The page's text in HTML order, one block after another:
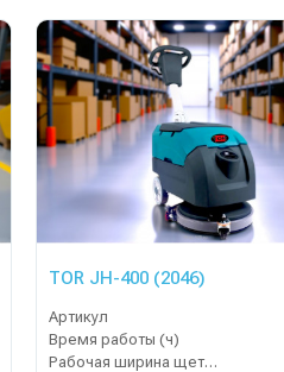
TOR JH-400 (2046)
Артикул
Время работы (ч)
Рабочая ширина щеток (мм)